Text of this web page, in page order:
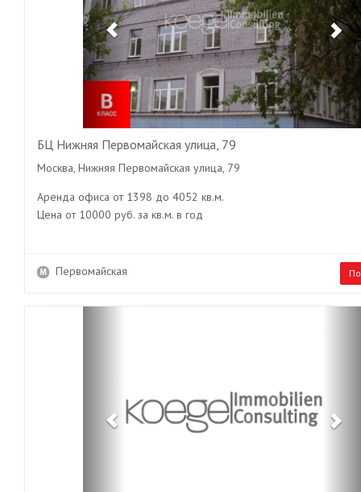
БЦ Нижняя Первомайская улица, 79
Москва, Нижняя Первомайская улица, 79
Аренда офиса от 1398 до 4052 кв.м.
Цена от 10000 руб. за кв.м. в год
Первомайская